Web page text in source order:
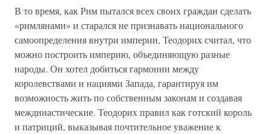
В то время, как Рим пытался всех своих граждан сделать
«римлянами» и старался не признавать национального
самоопределения внутри империи, Теодорих считал, что
можно построить империю, объединяющую разные
народы. Он хотел добиться гармонии между
королевствами и нациями Запада, гарантируя им
возможность жить по собственным законам и создавая
междинастические. Теодорих правил как готский король
и патриций, выказывая почтительное уважение к